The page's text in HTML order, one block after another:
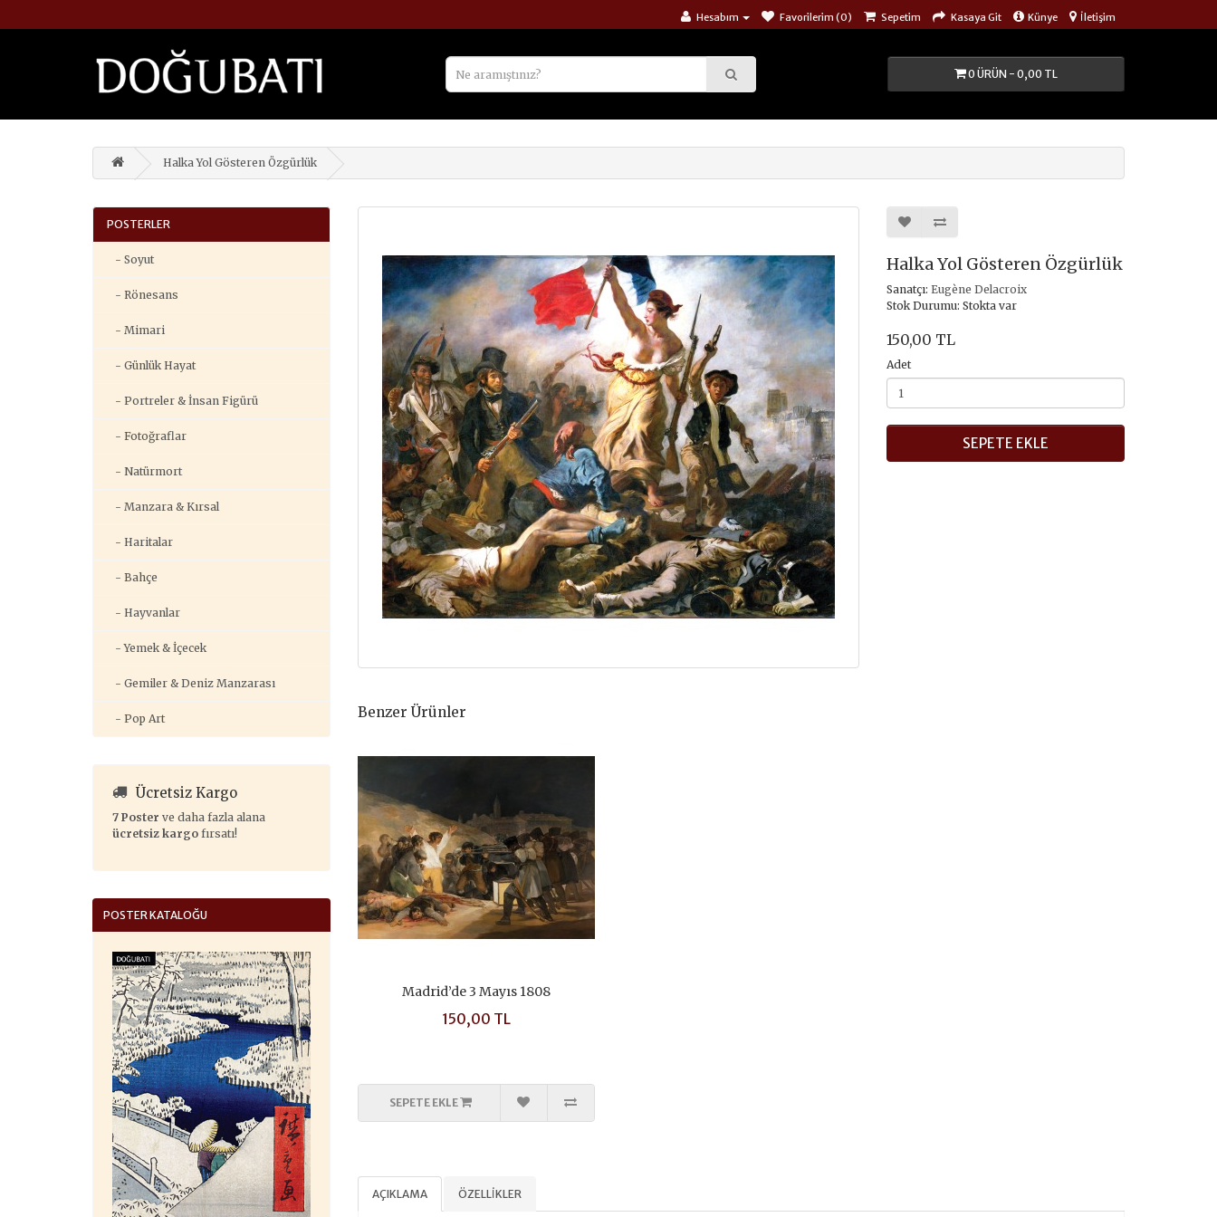
Hesabım Favorilerim (0) Sepetim Kasaya Git Künye İletişim
0 ÜRÜN - 0,00 TL
Halka Yol Gösteren Özgürlük
POSTERLER
- Soyut
- Rönesans
- Mimari
- Günlük Hayat
- Portreler & İnsan Figürü
- Fotoğraflar
- Natürmort
- Manzara & Kırsal
- Haritalar
- Bahçe
- Hayvanlar
- Yemek & İçecek
- Gemiler & Deniz Manzarası
- Pop Art
Ücretsiz Kargo
7 Poster ve daha fazla alana
ücretsiz kargo fırsatı!
POSTER KATALOĞU
Halka Yol Gösteren Özgürlük
Sanatçı:Eugène Delacroix
Stok Durumu: Stokta var
150,00 TL
Adet
SEPETE EKLE
Benzer Ürünler
Madrid’de 3 Mayıs 1808
150,00 TL
SEPETE EKLE
AÇIKLAMA ÖZELLIKLER